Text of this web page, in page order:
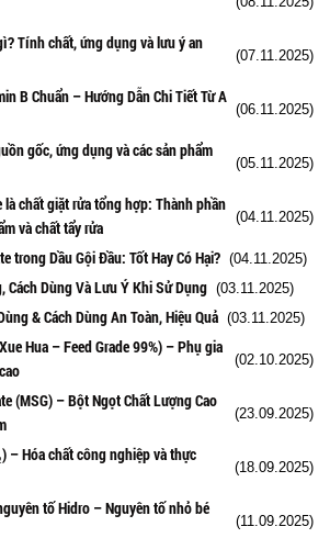
Tính chất, ứng dụng và lưu ý an
(07.11.2025)
B Chuẩn – Hướng Dẫn Chi Tiết Từ A
(06.11.2025)
gốc, ứng dụng và các sản phẩm
(05.11.2025)
chất giặt rửa tổng hợp: Thành phần
và chất tẩy rửa
(04.11.2025)
trong Dầu Gội Đầu: Tốt Hay Có Hại? (04.11.2025)
Cách Dùng Và Lưu Ý Khi Sử Dụng (03.11.2025)
& Cách Dùng An Toàn, Hiệu Quả (03.11.2025)
Hua – Feed Grade 99%) – Phụ gia
(02.10.2025)
(MSG) – Bột Ngọt Chất Lượng Cao
(23.09.2025)
– Hóa chất công nghiệp và thực
(18.09.2025)
tố Hidro – Nguyên tố nhỏ bé
(11.09.2025)